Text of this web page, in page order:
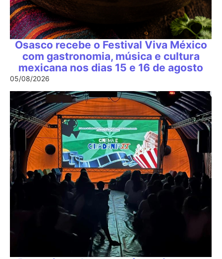
Osasco recebe o Festival Viva México
com gastronomia, música e cultura
mexicana nos dias 15 e 16 de agosto
05/08/2026